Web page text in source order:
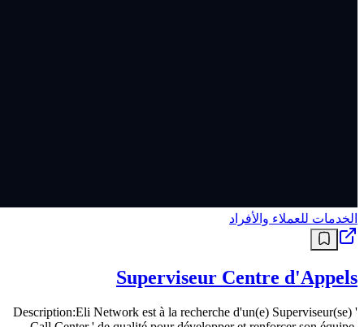
الخدمات للعملاء والأفراد
Superviseur Centre d'Appels
Description:Eli Network est à la recherche d'un(e) Superviseur(se) '